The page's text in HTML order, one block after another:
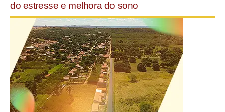
do estresse e melhora do sono